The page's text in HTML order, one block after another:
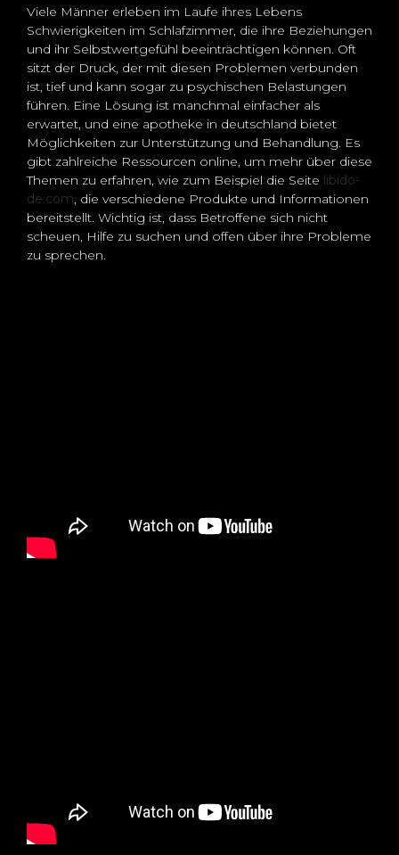
Viele Männer erleben im Laufe ihres Lebens
Schwierigkeiten im Schlafzimmer, die ihre Beziehungen
und ihr Selbstwertgefühl beeinträchtigen können. Oft
sitzt der Druck, der mit diesen Problemen verbunden
ist, tief und kann sogar zu psychischen Belastungen
führen. Eine Lösung ist manchmal einfacher als
erwartet, und eine apotheke in deutschland bietet
Möglichkeiten zur Unterstützung und Behandlung. Es
gibt zahlreiche Ressourcen online, um mehr über diese
Themen zu erfahren, wie zum Beispiel die Seite libido-
de.com, die verschiedene Produkte und Informationen
bereitstellt. Wichtig ist, dass Betroffene sich nicht
scheuen, Hilfe zu suchen und offen über ihre Probleme
zu sprechen.